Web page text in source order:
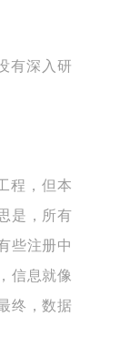
有深入研
程，但本
是，所有
些注册中
信息就像
终，数据